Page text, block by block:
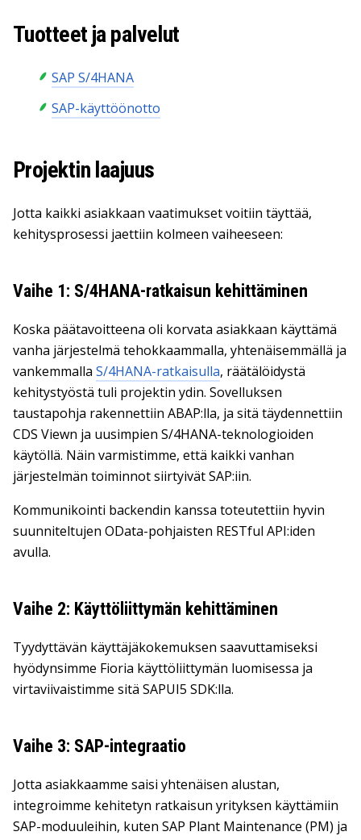
Tuotteet ja palvelut
SAP S/4HANA
SAP-käyttöönotto
Projektin laajuus
Jotta kaikki asiakkaan vaatimukset voitiin täyttää,
kehitysprosessi jaettiin kolmeen vaiheeseen:
Vaihe 1: S/4HANA-ratkaisun kehittäminen
Koska päätavoitteena oli korvata asiakkaan käyttämä
vanha järjestelmä tehokkaammalla, yhtenäisemmällä ja
vankemmalla S/4HANA-ratkaisulla, räätälöidystä
kehitystyöstä tuli projektin ydin. Sovelluksen
taustapohja rakennettiin ABAP:lla, ja sitä täydennettiin
CDS Viewn ja uusimpien S/4HANA-teknologioiden
käytöllä. Näin varmistimme, että kaikki vanhan
järjestelmän toiminnot siirtyivät SAP:iin.
Kommunikointi backendin kanssa toteutettiin hyvin
suunniteltujen OData-pohjaisten RESTful API:iden
avulla.
Vaihe 2: Käyttöliittymän kehittäminen
Tyydyttävän käyttäjäkokemuksen saavuttamiseksi
hyödynsimme Fioria käyttöliittymän luomisessa ja
virtaviivaistimme sitä SAPUI5 SDK:lla.
Vaihe 3: SAP-integraatio
Jotta asiakkaamme saisi yhtenäisen alustan,
integroimme kehitetyn ratkaisun yrityksen käyttämiin
SAP-moduuleihin, kuten SAP Plant Maintenance (PM) ja